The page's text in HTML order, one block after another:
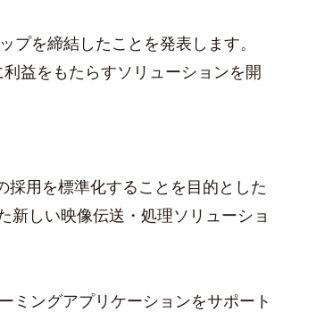
を締結したことを発表します。
益をもたらすソリューションを開
用を標準化することを目的とした
新しい映像伝送・処理ソリューショ
ミングアプリケーションをサポート